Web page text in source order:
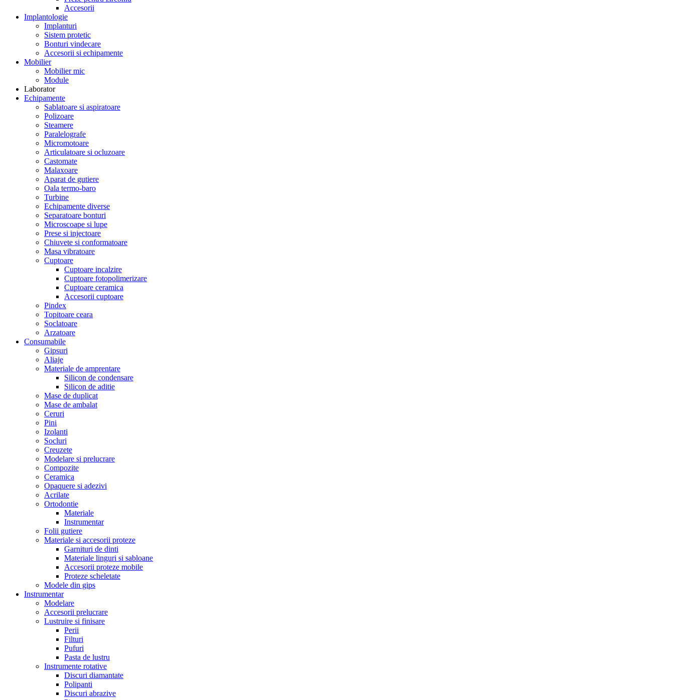
Accesorii
Implantologie
Implanturi
Sistem protetic
Bonturi vindecare
Accesorii si echipamente
Mobilier
Mobilier mic
Module
Laborator
Echipamente
Sablatoare si aspiratoare
Polizoare
Steamere
Paralelografe
Micromotoare
Articulatoare si ocluzoare
Castomate
Malaxoare
Aparat de gutiere
Oala termo-baro
Turbine
Echipamente diverse
Separatoare bonturi
Microscoape si lupe
Prese si injectoare
Chiuvete si conformatoare
Masa vibratoare
Cuptoare
Cuptoare incalzire
Cuptoare fotopolimerizare
Cuptoare ceramica
Accesorii cuptoare
Pindex
Topitoare ceara
Soclatoare
Arzatoare
Consumabile
Gipsuri
Aliaje
Materiale de amprentare
Silicon de condensare
Silicon de aditie
Mase de duplicat
Mase de ambalat
Ceruri
Pini
Izolanti
Socluri
Creuzete
Modelare si prelucrare
Compozite
Ceramica
Opaquere si adezivi
Acrilate
Ortodontie
Materiale
Instrumentar
Folii gutiere
Materiale si accesorii proteze
Garnituri de dinti
Materiale linguri si sabloane
Accesorii proteze mobile
Proteze scheletate
Modele din gips
Instrumentar
Modelare
Accesorii prelucrare
Lustruire si finisare
Perii
Filturi
Pufuri
Pasta de lustru
Instrumente rotative
Discuri diamantate
Polipanti
Discuri abrazive